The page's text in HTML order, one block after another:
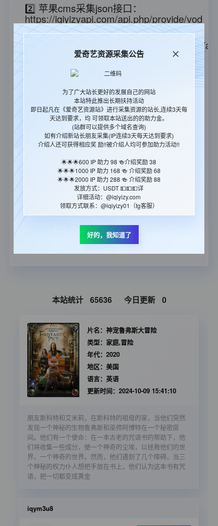
2️⃣ 苹果cms采集json接口：
https://iqiyizyapi.com/api.php/provide/vod
3️⃣ 苹果cms采集xml接口：
https://iqiyizyapi.com/api.php/provide/vod/
5️⃣ 更多接口查看采集教程：
👉点击查
6️⃣ 爱奇艺无广告解析：
https://www.iqiyizyjx.com/?url=
🎉🎉🎉爱奇艺播放计费系统（万IP=100
元 满100提现 支持：支付宝/银行卡/微
信/USDT）：https://iqyzanzhu.vip
🔔 在采集的时候如果出现xml出错，建议你更改一下
采集插件里的采集时间间隔那一项，调整到10左右，
就能基本解决问题了。
😇本站图片地址每日更换,请勿调用! 采集的同时，请
把图片下载到本地，以免杜绝日后出现类似图片失效
🎉郑重承诺：资源永久免费,国内CDN
加速永久免费的资源站(承诺绝不影响
本站统计 65636 今日更新 0
片名： 神宠鲁弗斯大冒险
类型： 家庭,冒险
年代： 2020
地区： 美国
语言： 英语
更新时间： 2024-10-09 15:41:10
朋友斯科特和艾米莉，在斯科特的祖母的家，当他们突然
发现一个神秘的生物鲁弗斯和巫师阿博特在一个秘密房
间。他们有一个使命：在一本古老的咒语书的帮助下，他
们将收集一些成分，使一个神奇的尘埃，以拯救他们的世
界，一个神奇的世界。然而，他们遇到了几个障碍，当三
个神秘的权力仆人想把手放在书上，他们认为这本书有咒
语，把一切都变成黄金
iqym3u8
爱奇艺资源采集公告
为了广大站长更好的发展自己的网站
本站特此推出长期扶持活动
即日起凡在《爱奇艺资源站》进行采集资源的站长,连续3天每
天达到要求，均 可领取本站送出的的助力金。
(站群可以提供多个域名查询)
如有介绍新站长朋友采集(IP连续3天每天达到要求)
介绍人还可获得相应奖 励!!被介绍人均可参加助力活动!!
🌟🌟🌟600 IP 助力 98 🍻介绍奖励 38
🌟🌟🌟1000 IP 助力 168 🍻 介绍奖励 68
🌟🌟🌟2000 IP 助力 288 🍻 介绍奖励 88
发放方式：USDT 💵💵💵详
详细活动：@iqiyizy.com
领取方式联系：@iqiyizy01（tg客服）
好的，我知道了